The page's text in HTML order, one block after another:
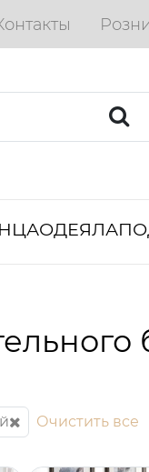
ОДЕЯЛА
Очистить все